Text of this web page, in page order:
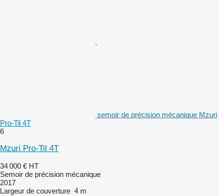
semoir de précision mécanique Mzuri
Pro-Til 4T
6
Mzuri Pro-Til 4T
34 000 € HT
Semoir de précision mécanique
2017
Largeur de couverture 4 m